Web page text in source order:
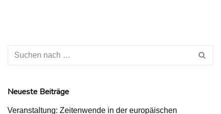
Neueste Beiträge
Veranstaltung: Zeitenwende in der europäischen